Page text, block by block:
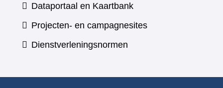
andere
website)
Dataportaal en Kaartbank(verwijst
naar
Projecten- en campagnesites
Dienstverleningsnormen